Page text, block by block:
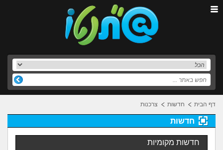
דף הבית חדשות צרכנות
חדשות
חדשות מקומיות